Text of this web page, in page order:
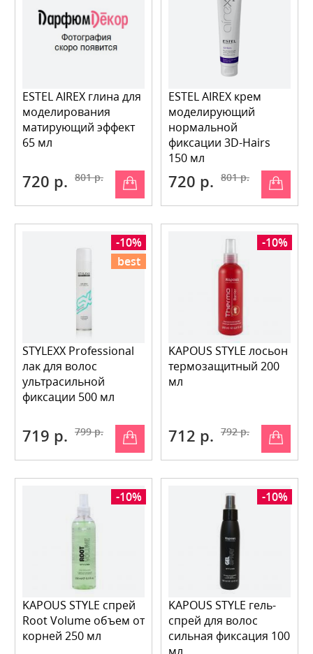
ESTEL AIREX глина для
моделирования
матирующий эффект
65 мл
720 р. 801 р.
ESTEL AIREX крем
моделирующий
нормальной
фиксации 3D-Hairs
150 мл
720 р. 801 р.
-10%
best
STYLEXX Professional
лак для волос
ультрасильной
фиксации 500 мл
719 р. 799 р.
-10%
KAPOUS STYLE лосьон
термозащитный 200
мл
712 р. 792 р.
-10%
KAPOUS STYLE спрей
Root Volume объем от
корней 250 мл
-10%
KAPOUS STYLE гель-
спрей для волос
сильная фиксация 100